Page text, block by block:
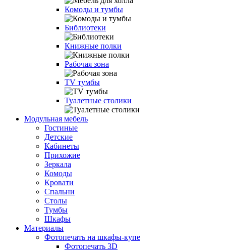
Комоды и тумбы
Библиотеки
Книжные полки
Рабочая зона
TV тумбы
Туалетные столики
Модульная мебель
Гостиные
Детские
Кабинеты
Прихожие
Зеркала
Комоды
Кровати
Спальни
Столы
Тумбы
Шкафы
Материалы
Фотопечать на шкафы-купе
Фотопечать 3D